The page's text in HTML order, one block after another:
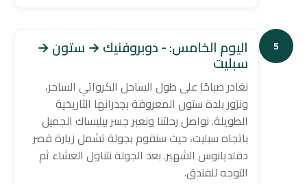
5 اليوم الخامس: - دوبروفنيك → ستون →
سبليت
نغادر صباحًا على طول الساحل الكرواتي الساحر،
ونزور بلدة ستون المعروفة بجدرانها التاريخية
الطويلة. نواصل رحلتنا ونعبر جسر بيليساك الجميل
باتجاه سبليت، حيث سنقوم بجولة تشمل زيارة قصر
دقلديانوس الشهير. بعد الجولة نتناول العشاء ثم
التوجه للفندق.